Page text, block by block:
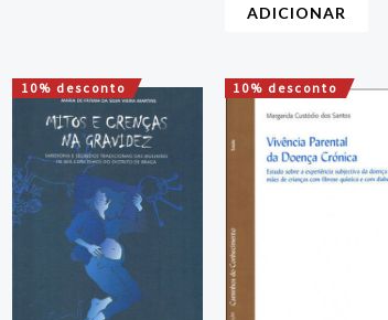
ADICIONAR
10% desconto
O
preço
original
era:
16,80 €.
O
preço
atual
é:
15,12 €.
10% desconto
O
preço
original
era:
18,00 €.
O
preço
atual
é:
16,20 €.